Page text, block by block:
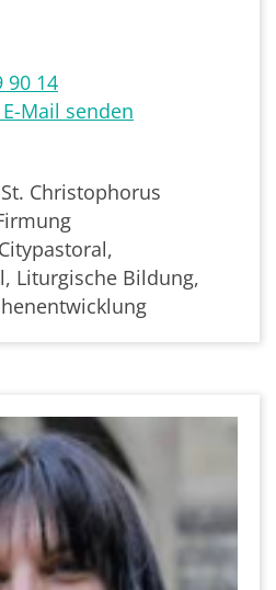
90 14
Mail senden
Christophorus
Liturgische Bildung,